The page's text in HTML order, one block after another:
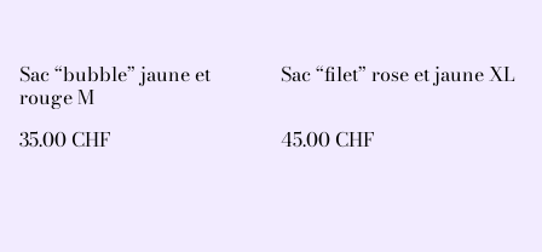
Sac “bubble” jaune et
rouge M
35.00 CHF
Sac “filet” rose et jaune XL
45.00 CHF